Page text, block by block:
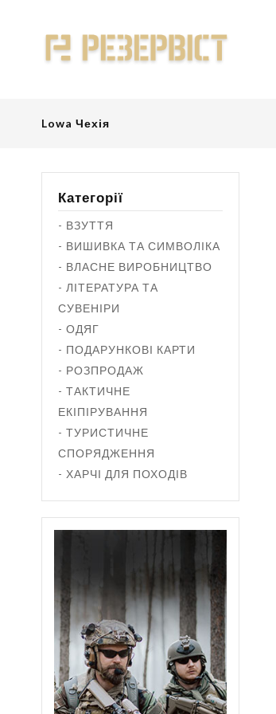
Lowa Чехія
Категорії
- ВЗУТТЯ
- ВИШИВКА ТА СИМВОЛІКА
- ВЛАСНЕ ВИРОБНИЦТВО
- ЛІТЕРАТУРА ТА
СУВЕНІРИ
- ОДЯГ
- ПОДАРУНКОВІ КАРТИ
- РОЗПРОДАЖ
- ТАКТИЧНЕ
ЕКІПІРУВАННЯ
- ТУРИСТИЧНЕ
СПОРЯДЖЕННЯ
- ХАРЧІ ДЛЯ ПОХОДІВ